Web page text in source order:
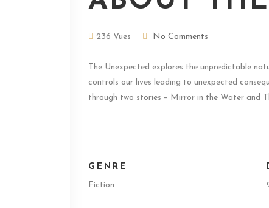
236 Vues No Comments
The Unexpected explores the unpredictable
controls our lives leading to unexpected
through two stories – Mirror in the Water and
GENRE
Fiction